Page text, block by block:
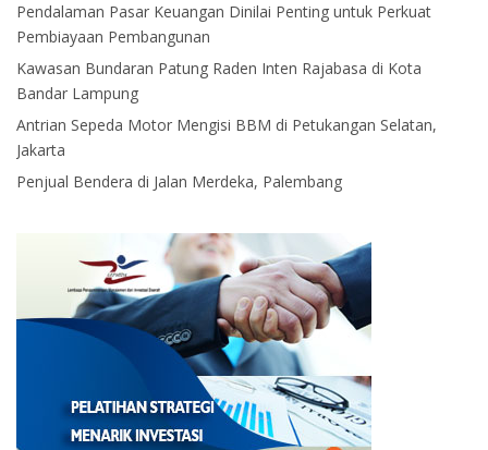
Pendalaman Pasar Keuangan Dinilai Penting untuk Perkuat
Pembiayaan Pembangunan
Kawasan Bundaran Patung Raden Inten Rajabasa di Kota
Bandar Lampung
Antrian Sepeda Motor Mengisi BBM di Petukangan Selatan,
Jakarta
Penjual Bendera di Jalan Merdeka, Palembang